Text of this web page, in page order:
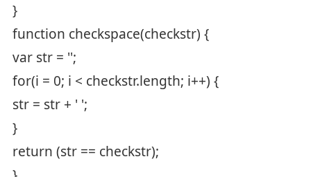
}
function checkspace(checkstr) {
var str = '';
for(i = 0; i < checkstr.length; i++) {
str = str + ' ';
}
return (str == checkstr);